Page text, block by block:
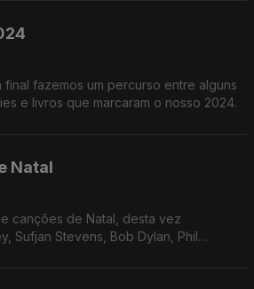
final fazemos um percurso entre alguns
e livros que marcaram o nosso 2024.
Natal
canções de Natal, desta vez
Sufjan Stevens, Bob Dylan, Phil